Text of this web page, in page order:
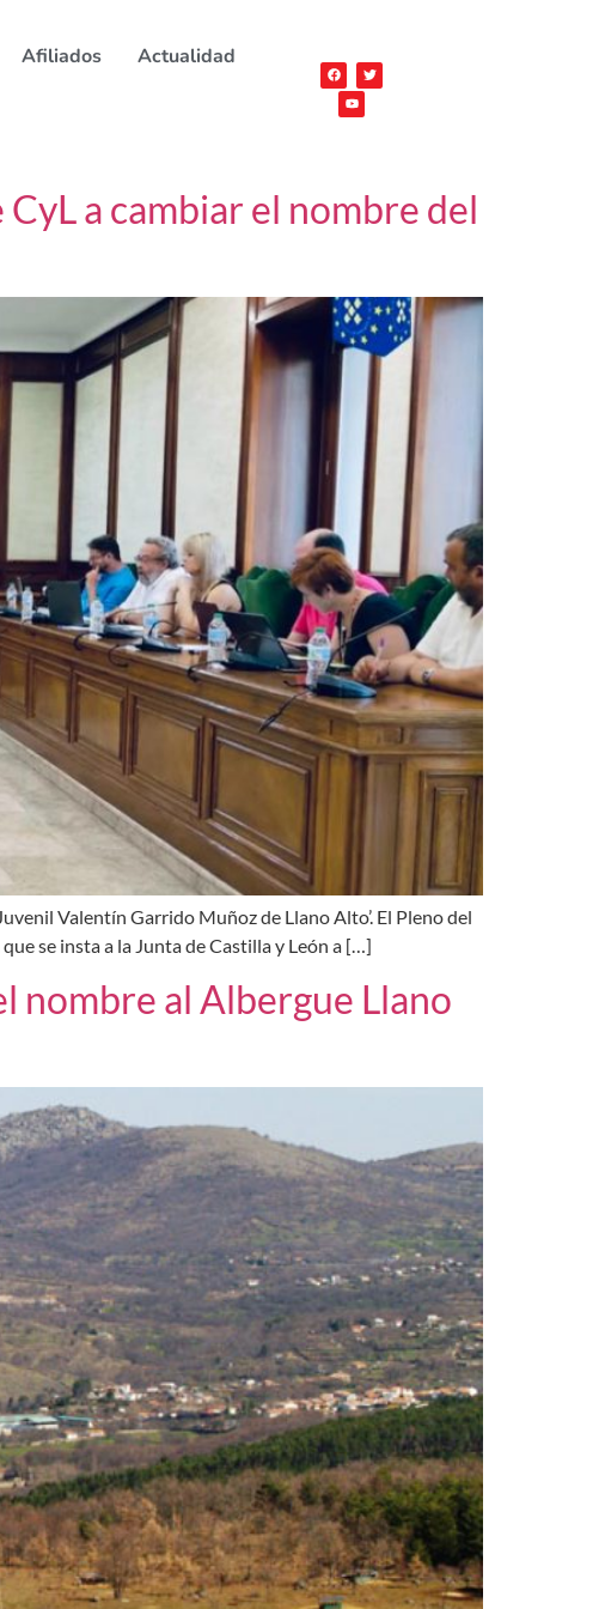
Afiliados Actualidad
a cambiar el nombre del
Valentín Garrido Muñoz de Llano Alto’. El Pleno del
se insta a la Junta de Castilla y León a […]
nombre al Albergue Llano